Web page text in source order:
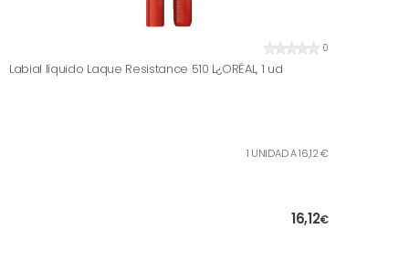
0
Labial líquido Laque Resistance 510 L¿ORÉAL, 1 ud
1 UNIDAD A 16,12 €
16,12€